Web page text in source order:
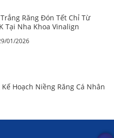
Răng Đón Tết Chỉ Từ
Tại Nha Khoa Vinalign
01/2026
Hoạch Niềng Răng Cá Nhân